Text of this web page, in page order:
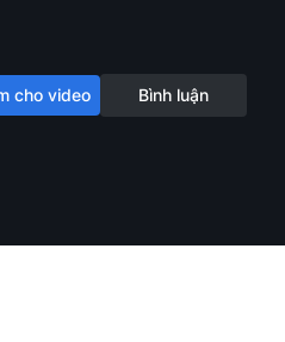
cho video Bình luận